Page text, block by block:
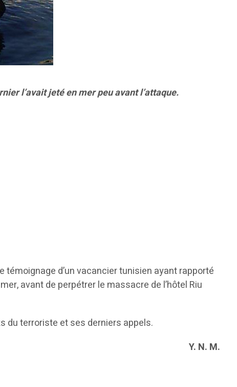
l’avait jeté en mer peu avant l’attaque.
d’un vacancier tunisien ayant rapporté
avant de perpétrer le massacre de l’hôtel Riu
du terroriste et ses derniers appels.
Y. N. M.